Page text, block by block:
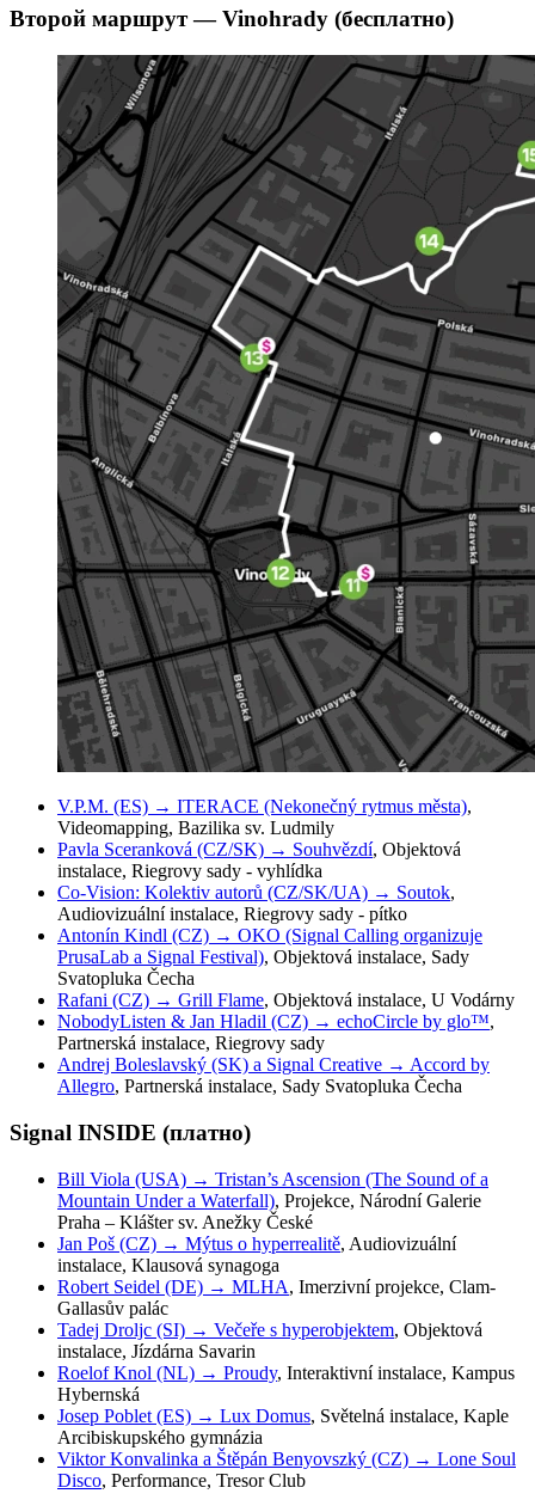
Второй маршрут — Vinohrady (бесплатно)
V.P.M. (ES) → ITERACE (Nekonečný rytmus města),
Videomapping, Bazilika sv. Ludmily
Pavla Sceranková (CZ/SK) → Souhvězdí, Objektová
instalace, Riegrovy sady - vyhlídka
Co-Vision: Kolektiv autorů (CZ/SK/UA) → Soutok,
Audiovizuální instalace, Riegrovy sady - pítko
Antonín Kindl (CZ) → OKO (Signal Calling organizuje
PrusaLab a Signal Festival), Objektová instalace, Sady
Svatopluka Čecha
Rafani (CZ) → Grill Flame, Objektová instalace, U Vodárny
NobodyListen & Jan Hladil (CZ) → echoCircle by glo™,
Partnerská instalace, Riegrovy sady
Andrej Boleslavský (SK) a Signal Creative → Accord by
Allegro, Partnerská instalace, Sady Svatopluka Čecha
Signal INSIDE (платно)
Bill Viola (USA) → Tristan’s Ascension (The Sound of a
Mountain Under a Waterfall), Projekce, Národní Galerie
Praha – Klášter sv. Anežky České
Jan Poš (CZ) → Mýtus o hyperrealitě, Audiovizuální
instalace, Klausová synagoga
Robert Seidel (DE) → MLHA, Imerzivní projekce, Clam-
Gallasův palác
Tadej Droljc (SI) → Večeře s hyperobjektem, Objektová
instalace, Jízdárna Savarin
Roelof Knol (NL) → Proudy, Interaktivní instalace, Kampus
Hybernská
Josep Poblet (ES) → Lux Domus, Světelná instalace, Kaple
Arcibiskupského gymnázia
Viktor Konvalinka a Štěpán Benyovszký (CZ) → Lone Soul
Disco, Performance, Tresor Club